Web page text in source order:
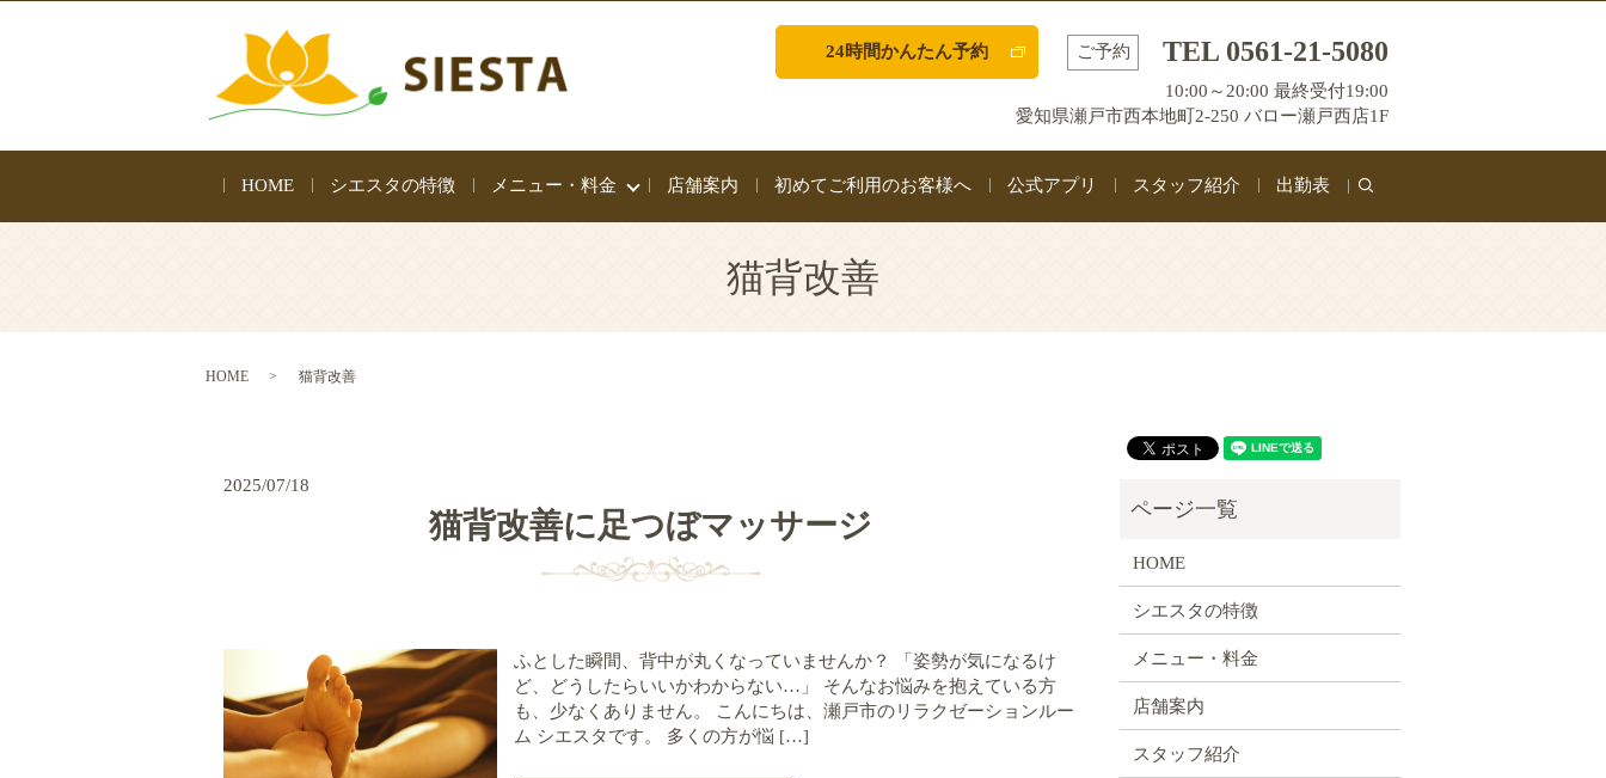
24時間かんたん予約 ご予約 TEL 0561-21-5080
10:00～20:00 最終受付19:00
愛知県瀬戸市西本地町2-250 バロー瀬戸西店1F
HOME シエスタの特徴 メニュー・料金 店舗案内 初めてご利用のお客様へ 公式アプリ スタッフ紹介 出勤表
search
猫背改善
HOME 猫背改善
2025/07/18
猫背改善に足つぼマッサージ
ふとした瞬間、背中が丸くなっていませんか？ 「姿勢が気になるけ
ど、どうしたらいいかわからない…」 そんなお悩みを抱えている方
も、少なくありません。 こんにちは、瀬戸市のリラクゼーションルー
ム シエスタです。 多くの方が悩 […]
HOME
シエスタの特徴
メニュー・料金
店舗案内
スタッフ紹介